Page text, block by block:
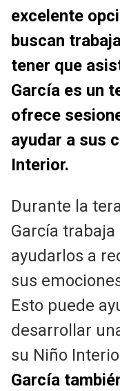
excelente
buscan
tener que
García es un
ofrece
ayudar a sus
Interior.
Durante la
García
ayudarlos a
sus
Esto puede
desarrollar
su Niño
García